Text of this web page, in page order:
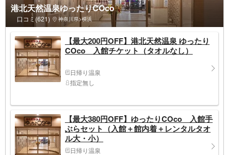
港北天然温泉ゆったりCOco
口コミ(621) 神奈川県>横浜
【最大200円OFF】港北天然温泉 ゆったり
COco 入館チケット（タオルなし）
日帰り温泉
指定無し
【最大380円OFF】ゆったりCOco 入館手
ぶらセット（入館＋館内着＋レンタルタオ
ル大・小）
日帰り温泉